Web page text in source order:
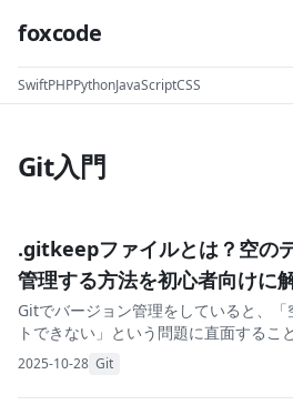
foxcode
SwiftPHPPythonJavaScriptCSS
Git入門
.gitkeepファイルとは？空の
管理する方法を初心者向けに
Gitでバージョン管理をしていると、
トできない」という問題に直面するこ
に役立つのが.gitkeepファイルです。
2025-10-28 Git